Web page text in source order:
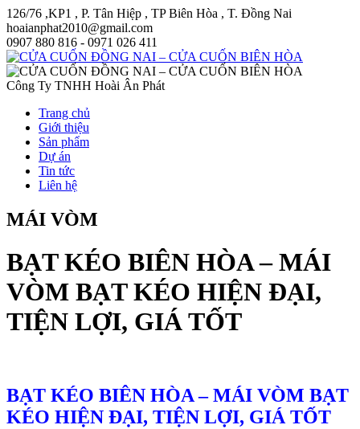
126/76 ,KP1 , P. Tân Hiệp , TP Biên Hòa , T. Đồng Nai
hoaianphat2010@gmail.com
0907 880 816 - 0971 026 411
Công Ty TNHH Hoài Ân Phát
Trang chủ
Giới thiệu
Sản phẩm
Dự án
Tin tức
Liên hệ
MÁI VÒM
BẠT KÉO BIÊN HÒA – MÁI
VÒM BẠT KÉO HIỆN ĐẠI,
TIỆN LỢI, GIÁ TỐT
BẠT KÉO BIÊN HÒA – MÁI VÒM BẠT
KÉO HIỆN ĐẠI, TIỆN LỢI, GIÁ TỐT